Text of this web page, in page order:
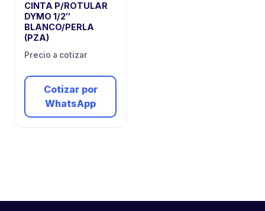
CINTA P/ROTULAR
DYMO 1/2″
BLANCO/PERLA
(PZA)
Precio a cotizar
Cotizar por
WhatsApp